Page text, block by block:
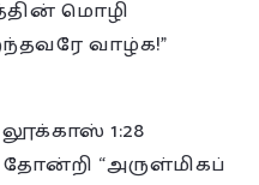
மொழி
வாழ்க!”
1:28
தோன்றி “அருள்மிகப்